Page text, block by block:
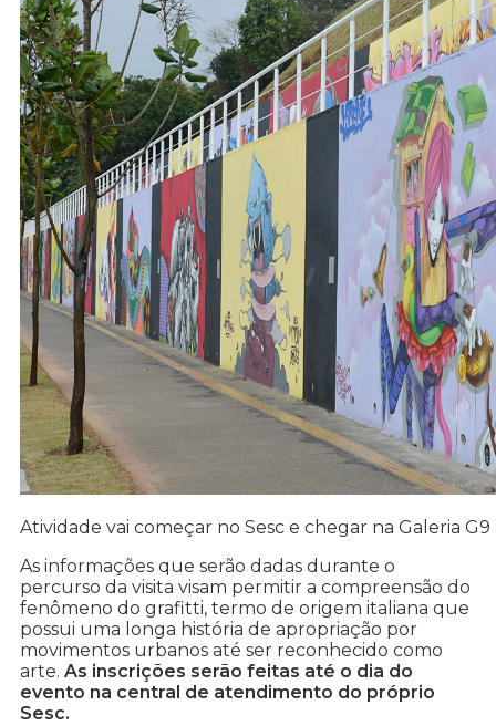
Atividade vai começar no Sesc e chegar na Galeria G9
As informações que serão dadas durante o
percurso da visita visam permitir a compreensão do
fenômeno do grafitti, termo de origem italiana que
possui uma longa história de apropriação por
movimentos urbanos até ser reconhecido como
arte. As inscrições serão feitas até o dia do
evento na central de atendimento do próprio
Sesc.